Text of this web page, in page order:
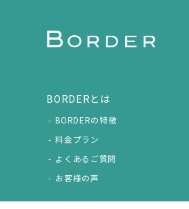
BORDERとは
BORDERの特徴
料金プラン
よくあるご質問
お客様の声